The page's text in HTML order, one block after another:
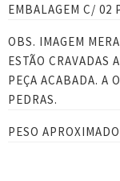
EMBALAGEM C/ 02
OBS. IMAGEM
ESTÃO CRAVADAS
PEÇA ACABADA. A
PEDRAS.
PESO